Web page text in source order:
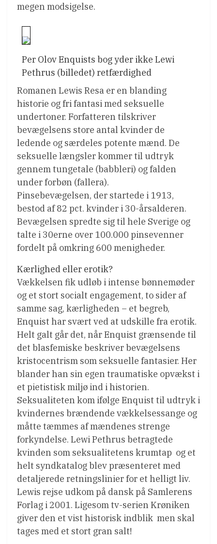
megen modsigelse.
Per Olov Enquists bog yder ikke Lewi
Pethrus (billedet) retfærdighed
Romanen Lewis Resa er en blanding
historie og fri fantasi med seksuelle
undertoner. Forfatteren tilskriver
bevægelsens store antal kvinder de
ledende og særdeles potente mænd. De
seksuelle længsler kommer til udtryk
gennem tungetale (babbleri) og falden
under forbøn (fallera).
Pinsebevægelsen, der startede i 1913,
bestod af 82 pct. kvinder i 30-årsalderen.
Bevægelsen spredte sig til hele Sverige og
talte i 30erne over 100.000 pinsevenner
fordelt på omkring 600 menigheder.
Kærlighed eller erotik?
Vækkelsen fik udløb i intense bønnemøder
og et stort socialt engagement, to sider af
samme sag, kærligheden – et begreb,
Enquist har svært ved at udskille fra erotik.
Helt galt går det, når Enquist grænsende til
det blasfemiske beskriver bevægelsens
kristocentrism som seksuelle fantasier. Her
blander han sin egen traumatiske opvækst i
et pietistisk miljø ind i historien.
Seksualiteten kom ifølge Enquist til udtryk i
kvindernes brændende vækkelsessange og
måtte tæmmes af mændenes strenge
forkyndelse. Lewi Pethrus betragtede
kvinden som seksualitetens krumtap  og et
helt syndkatalog blev præsenteret med
detaljerede retningslinier for et helligt liv.
Lewis rejse udkom på dansk på Samlerens
Forlag i 2001. Ligesom tv-serien Krøniken
giver den et vist historisk indblik  men skal
tages med et stort gran salt!